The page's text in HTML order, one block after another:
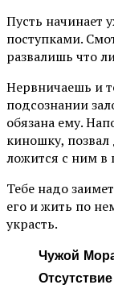
Пусть начинает
поступками.
развалишь что
Нервничаешь и
подсознании
обязана ему.
киношку,
ложится с ним в
Тебе надо
его и жить по
украсть.
Чужой